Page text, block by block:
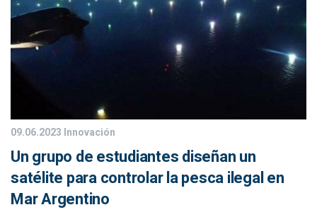
09.06.2023 Innovación
Un grupo de estudiantes diseñan un
satélite para controlar la pesca ilegal en
Mar Argentino